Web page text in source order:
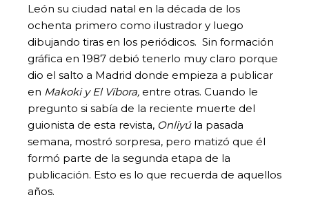
León su ciudad natal en la década de los
ochenta primero como ilustrador y luego
dibujando tiras en los periódicos. Sin formación
gráfica en 1987 debió tenerlo muy claro porque
dio el salto a Madrid donde empieza a publicar
en Makoki y El Víbora, entre otras. Cuando le
pregunto si sabía de la reciente muerte del
guionista de esta revista, Onliyúla pasada
semana, mostró sorpresa, pero matizó que él
formó parte de la segunda etapa de la
publicación. Esto es lo que recuerda de aquellos
años.